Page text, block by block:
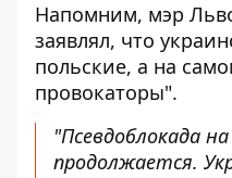
Напомним, мэр
заявлял, что
польские, а на
провокаторы".
"Псевдоблокада
продолжается.